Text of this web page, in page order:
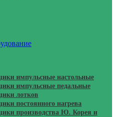
импульсные настольные
импульсные педальные
лотков
постоянного нагрева
производства Ю. Корея и